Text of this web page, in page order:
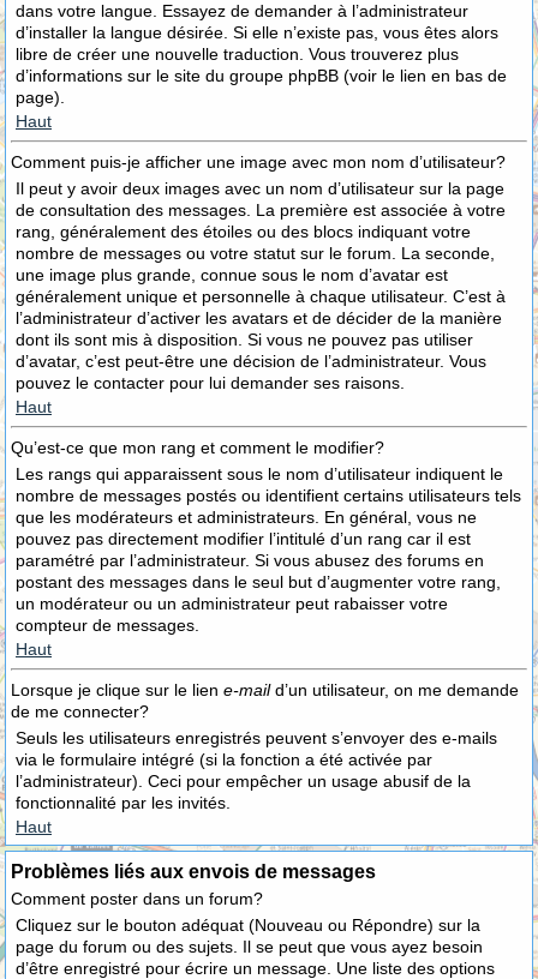
dans votre langue. Essayez de demander à l’administrateur
d’installer la langue désirée. Si elle n’existe pas, vous êtes alors
libre de créer une nouvelle traduction. Vous trouverez plus
d’informations sur le site du groupe phpBB (voir le lien en bas de
page).
Haut
Comment puis-je afficher une image avec mon nom d’utilisateur?
Il peut y avoir deux images avec un nom d’utilisateur sur la page
de consultation des messages. La première est associée à votre
rang, généralement des étoiles ou des blocs indiquant votre
nombre de messages ou votre statut sur le forum. La seconde,
une image plus grande, connue sous le nom d’avatar est
généralement unique et personnelle à chaque utilisateur. C’est à
l’administrateur d’activer les avatars et de décider de la manière
dont ils sont mis à disposition. Si vous ne pouvez pas utiliser
d’avatar, c’est peut-être une décision de l’administrateur. Vous
pouvez le contacter pour lui demander ses raisons.
Haut
Qu’est-ce que mon rang et comment le modifier?
Les rangs qui apparaissent sous le nom d’utilisateur indiquent le
nombre de messages postés ou identifient certains utilisateurs tels
que les modérateurs et administrateurs. En général, vous ne
pouvez pas directement modifier l’intitulé d’un rang car il est
paramétré par l’administrateur. Si vous abusez des forums en
postant des messages dans le seul but d’augmenter votre rang,
un modérateur ou un administrateur peut rabaisser votre
compteur de messages.
Haut
Lorsque je clique sur le lien e-maild’un utilisateur, on me demande
de me connecter?
Seuls les utilisateurs enregistrés peuvent s’envoyer des e-mails
via le formulaire intégré (si la fonction a été activée par
l’administrateur). Ceci pour empêcher un usage abusif de la
fonctionnalité par les invités.
Haut
Problèmes liés aux envois de messages
Comment poster dans un forum?
Cliquez sur le bouton adéquat (Nouveau ou Répondre) sur la
page du forum ou des sujets. Il se peut que vous ayez besoin
d’être enregistré pour écrire un message. Une liste des options